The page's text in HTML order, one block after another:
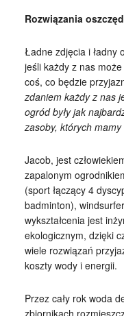
Rozwiązania
Ładne zdjęcia i ładny
jeśli każdy z nas
coś, co będzie
zdaniem każdy z nas
ogród były jak
zasoby, których
Jacob, jest
zapalonym
(sport łączący 4
badminton),
wykształcenia jest
ekologicznym, dzięki
wiele rozwiązań
koszty wody i energii.
Przez cały rok woda